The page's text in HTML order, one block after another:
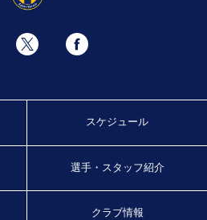
スケジュール
選手・スタッフ紹介
クラブ情報